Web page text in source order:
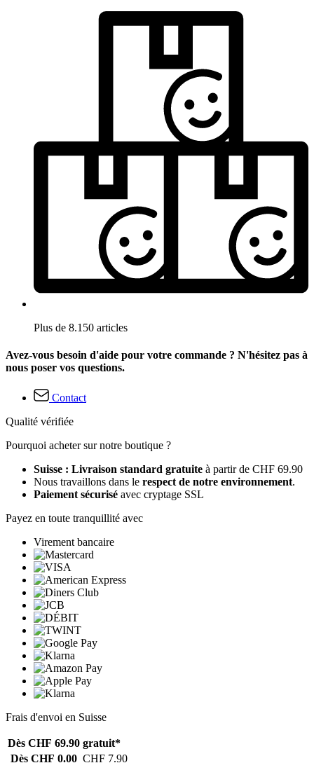
Plus de 8.150 articles
Avez-vous besoin d'aide pour votre commande ? N'hésitez pas à
nous poser vos questions.
Contact
Qualité vérifiée
Pourquoi acheter sur notre boutique ?
Suisse : Livraison standard gratuite à partir de CHF 69.90
Nous travaillons dans le respect de notre environnement.
Paiement sécurisé avec cryptage SSL
Payez en toute tranquillité avec
Virement bancaire
Frais d'envoi en Suisse
Dès CHF 69.90 gratuit*
Dès CHF 0.00 CHF 7.90